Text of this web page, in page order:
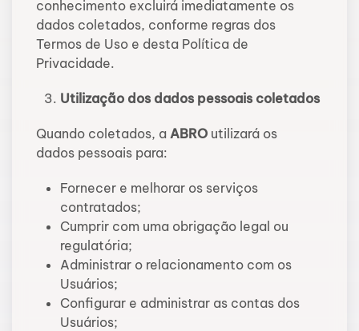
conhecimento excluirá imediatamente os
dados coletados, conforme regras dos
Termos de Uso e desta Política de
Privacidade.
Utilização dos dados pessoais coletados
Quando coletados, a ABRO utilizará os
dados pessoais para:
Fornecer e melhorar os serviços
contratados;
Cumprir com uma obrigação legal ou
regulatória;
Administrar o relacionamento com os
Usuários;
Configurar e administrar as contas dos
Usuários;